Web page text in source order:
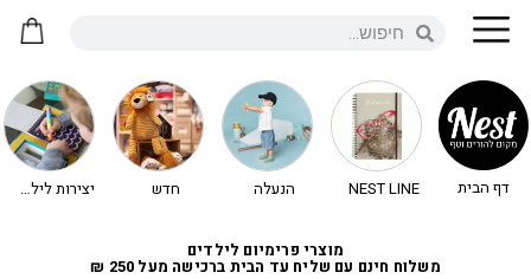
דף הבית NEST LINE הנעלה חדש יצירות לילדים - יצירה לילדים
מוצרי פרימיום לילדים
משלוח חינם עם שליח עד הבית ברכישה מעל 250 ₪